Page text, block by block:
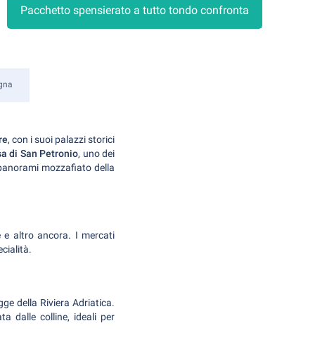
Pacchetto spensierato a tutto tondo confronta
, con i suoi palazzi storici
di San Petronio, uno dei
mozzafiato della
e altro ancora. I mercati
della Riviera Adriatica.
dalle colline, ideali per